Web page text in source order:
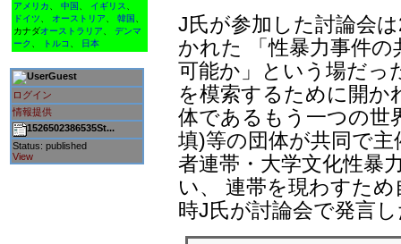
アメリカ 中国 イギリス
ドイツ
オーストリア 韓国
カナダオーストラリア
デンマ
ーク
トルコ 日本
Guest
ログイン
情報提供
1526502386535St...
Status: published
View
J氏が参加した討論会
かれた 「性暴力事件
可能か」という場だっ
を模索するために開か
体であるもう一つの世
填)等の団体が共同で
者連帯・大学文化性暴
い、 連帯を現わすた
時J氏が討論会で発言